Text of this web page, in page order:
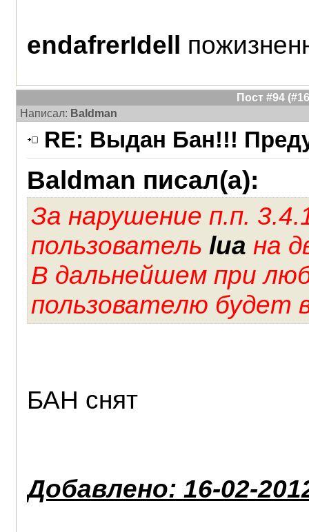
endafrerIdell
Пост #94
Написал: Baldman
RE: Выдан Бан!!!
Baldman писал(а):
За нарушение п.п.
пользователь lua на
В дальнейшем при
пользователю будет
БАН снят
Добавлено: 16-02-